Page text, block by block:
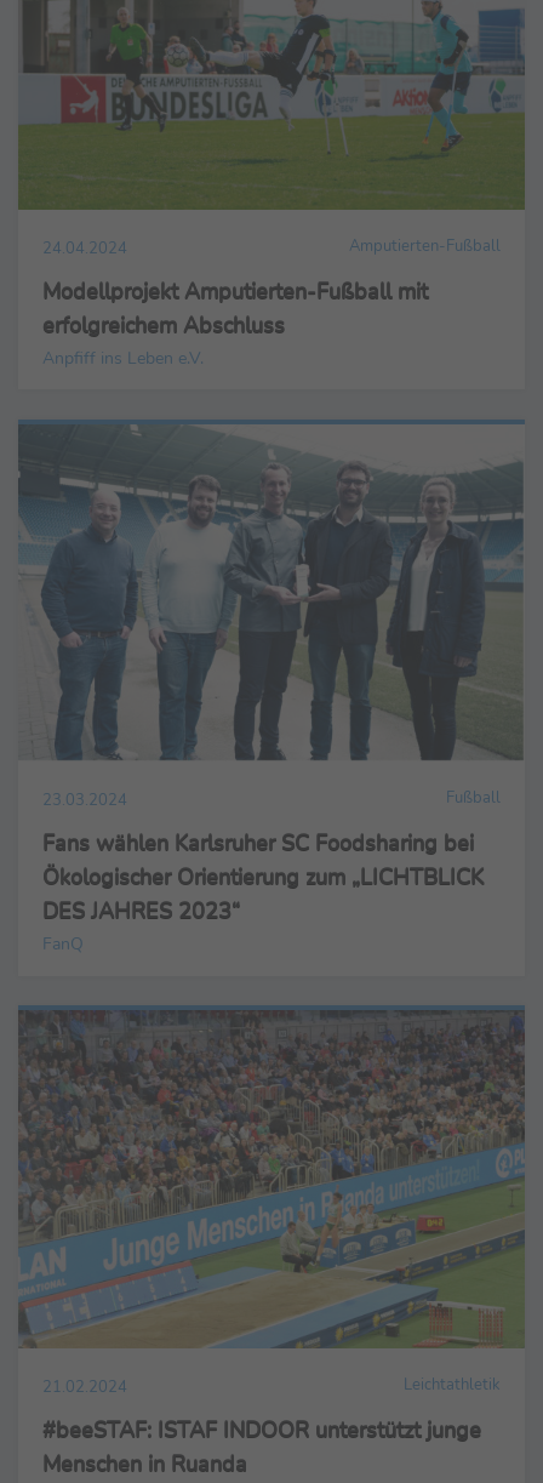
24.04.2024 Amputierten-Fußball
Modellprojekt Amputierten-Fußball mit
erfolgreichem Abschluss
Anpfiff ins Leben e.V.
23.03.2024 Fußball
Fans wählen Karlsruher SC Foodsharing bei
Ökologischer Orientierung zum „LICHTBLICK
DES JAHRES 2023“
FanQ
21.02.2024 Leichtathletik
#beeSTAF: ISTAF INDOOR unterstützt junge
Menschen in Ruanda